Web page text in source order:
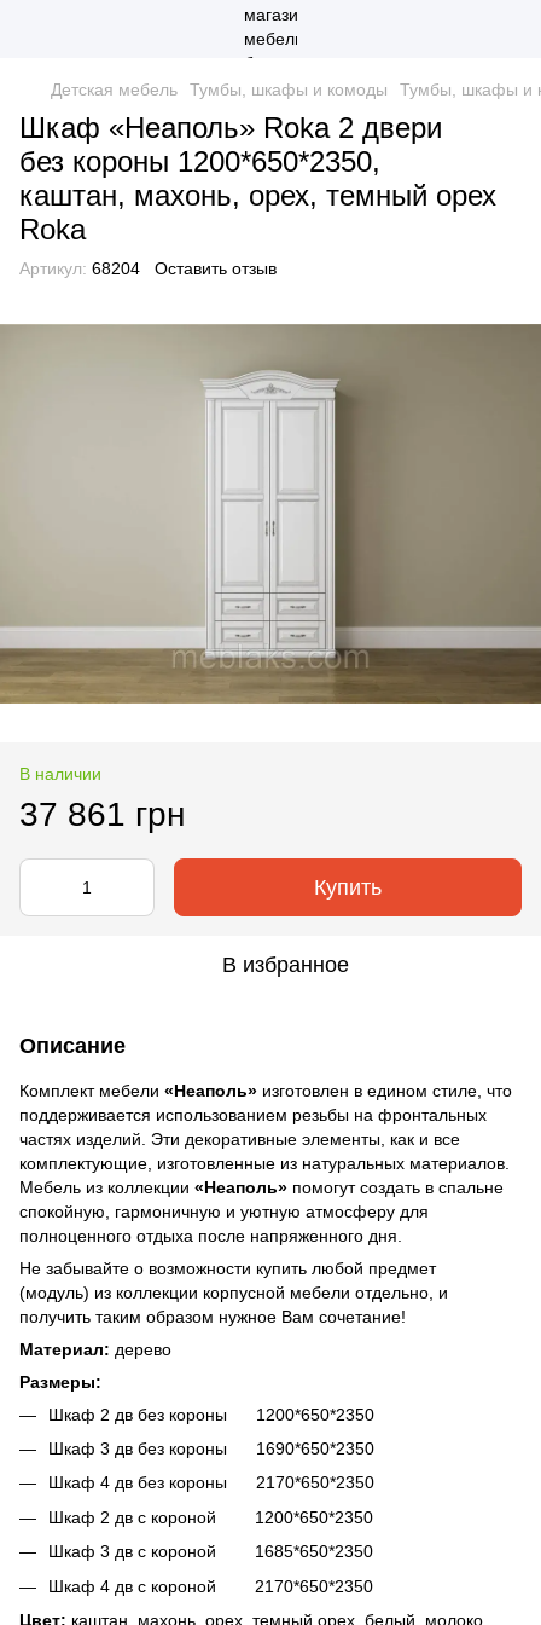
Детская мебель Тумбы, шкафы и комоды Тумбы, шкафы и
Шкаф «Неаполь» Roka 2 двери
без короны 1200*650*2350,
каштан, махонь, орех, темный орех
Roka
Артикул: 68204 Оставить отзыв
В наличии
37 861 грн
Купить
В избранное
Описание
Комплект мебели «Неаполь» изготовлен в едином стиле, что
поддерживается использованием резьбы на фронтальных
частях изделий. Эти декоративные элементы, как и все
комплектующие, изготовленные из натуральных материалов.
Мебель из коллекции «Неаполь» помогут создать в спальне
спокойную, гармоничную и уютную атмосферу для
полноценного отдыха после напряженного дня.
Не забывайте о возможности купить любой предмет
(модуль) из коллекции корпусной мебели отдельно, и
получить таким образом нужное Вам сочетание!
Материал: дерево
Размеры:
Шкаф 2 дв без короны 1200*650*2350
Шкаф 3 дв без короны 1690*650*2350
Шкаф 4 дв без короны 2170*650*2350
Шкаф 2 дв с короной 1200*650*2350
Шкаф 3 дв с короной 1685*650*2350
Шкаф 4 дв с короной 2170*650*2350
Цвет: каштан, махонь, орех, темный орех, белый, молоко,